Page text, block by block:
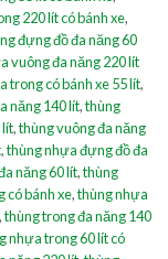
220 lít có bánh xe,
đựng đồ đa năng 60
vuông đa năng 220 lít
trong có bánh xe 55 lít,
năng 140 lít,thùng
lít,thùng vuông đa năng
,thùng nhựa đựng đồ đa
năng 60 lít,thùng
có bánh xe,thùng nhựa
,thùng trong đa năng 140
nhựa trong 60 lít có